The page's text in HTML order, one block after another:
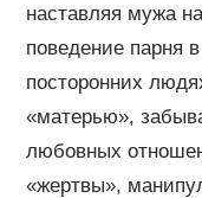
наставляя мужа
поведение парня
посторонних
«матерью»,
любовных
«жертвы»,